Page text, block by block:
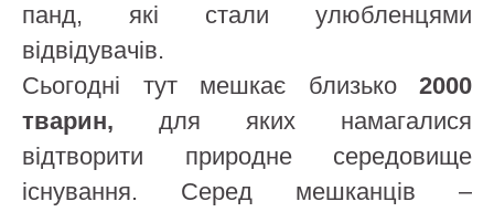
панд, які стали улюбленцями
відвідувачів.
Сьогодні тут мешкає близько2000
тварин, для яких намагалися
відтворити природне середовище
існування. Серед мешканців –